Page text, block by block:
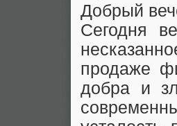
Добрый
Сегодня
продаже
добра и